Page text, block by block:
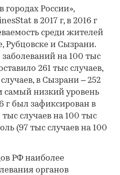
городах России»,
в 2017 г, в 2016 г
среди жителей
Рубцовске и Сызрани.
на 100 тыс
261 тыс случаев,
в Сызрани – 252
самый низкий уровень
г был зафиксирован в
случаев на 100 тыс
(97 тыс случаев на 100
РФ наиболее
органов